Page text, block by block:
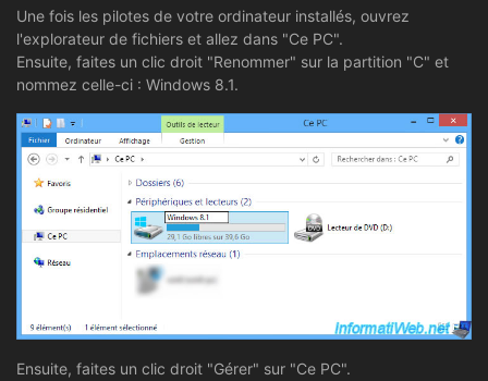
Une fois les pilotes de votre ordinateur installés, ouvrez
l'explorateur de fichiers et allez dans "Ce PC".
Ensuite, faites un clic droit "Renommer" sur la partition "C" et
nommez celle-ci : Windows 8.1.
Ensuite, faites un clic droit "Gérer" sur "Ce PC".